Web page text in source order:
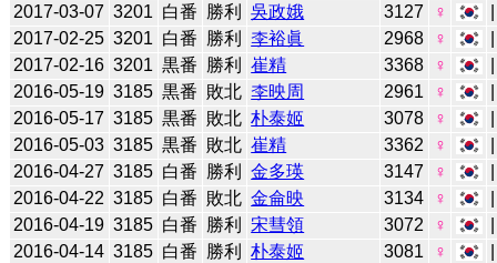
2017-03-07 3201 白番 勝利 吳政娥 3127 ♀
2017-02-25 3201 白番 勝利 李裕眞 2968 ♀
2017-02-16 3201 黒番 勝利 崔精 3368 ♀
2016-05-19 3185 黒番 敗北 李映周 2961 ♀
2016-05-17 3185 黒番 敗北 朴泰姬 3078 ♀
2016-05-03 3185 黒番 敗北 崔精 3362 ♀
2016-04-27 3185 白番 勝利 金多瑛 3147 ♀
2016-04-22 3185 白番 敗北 金侖映 3134 ♀
2016-04-19 3185 白番 勝利 宋彗領 3072 ♀
2016-04-14 3185 白番 勝利 朴泰姬 3081 ♀